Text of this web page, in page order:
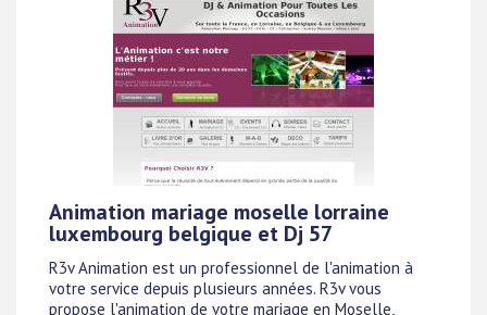
Animation mariage moselle lorraine
luxembourg belgique et Dj 57
R3v Animation est un professionnel de l'animation à
votre service depuis plusieurs années. R3v vous
propose l'animation de votre mariage en Moselle,